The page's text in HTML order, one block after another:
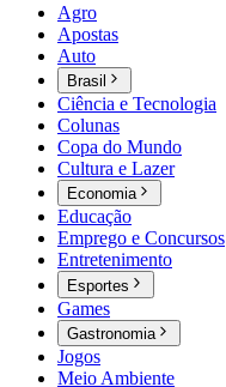
Agro
Apostas
Auto
Brasil
Ciência e Tecnologia
Colunas
Copa do Mundo
Cultura e Lazer
Economia
Educação
Emprego e Concursos
Entretenimento
Esportes
Games
Gastronomia
Jogos
Meio Ambiente